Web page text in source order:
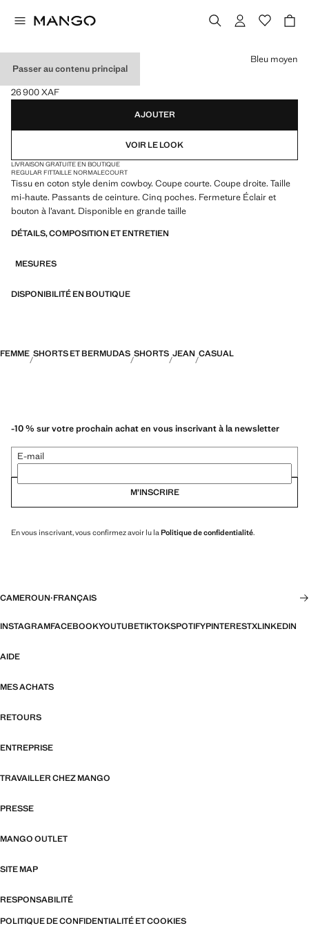
Passer au contenu principal
SHORT EN JEAN DROIT
Prix actuel [26 900 XAF ]
26 900 XAF
Choisissez une couleur
Bleu moyen
AJOUTER
VOIR LE LOOK
LIVRAISON GRATUITE EN BOUTIQUE
REGULAR FITTAILLE NORMALECOURT
Tissu en coton style denim cowboy. Coupe courte. Coupe droite. Taille
mi-haute. Passants de ceinture. Cinq poches. Fermeture Éclair et
bouton à l’avant. Disponible en grande taille
DÉTAILS, COMPOSITION ET ENTRETIEN
MESURES
DISPONIBILITÉ EN BOUTIQUE
FEMME SHORTS ET BERMUDAS SHORTS JEAN CASUAL
-10 % sur votre prochain achat en vous inscrivant à la newsletter
E-mail
M’INSCRIRE
En vous inscrivant, vous confirmez avoir lu la Politique de confidentialité.
CAMEROUN·FRANÇAIS
INSTAGRAMFACEBOOKYOUTUBETIKTOKSPOTIFYPINTERESTXLINKEDIN
AIDE
MES ACHATS
RETOURS
ENTREPRISE
TRAVAILLER CHEZ MANGO
PRESSE
MANGO OUTLET
SITE MAP
RESPONSABILITÉ
POLITIQUE DE CONFIDENTIALITÉ ET COOKIES